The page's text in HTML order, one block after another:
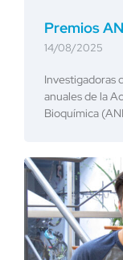
Premios
14/08/2025
Investigadoras
anuales de la
Bioquímica